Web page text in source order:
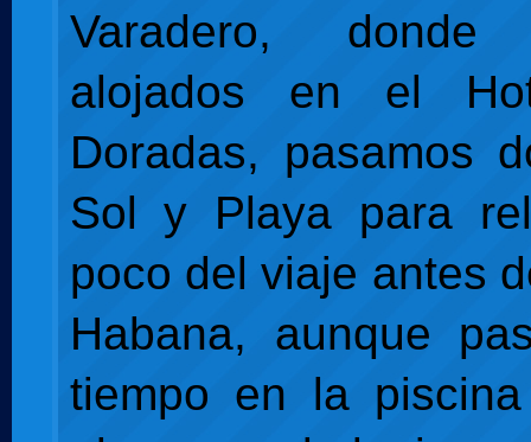
Varadero, donde
alojados en el
Doradas, pasamos
Sol y Playa para
poco del viaje antes
Habana, aunque
tiempo en la